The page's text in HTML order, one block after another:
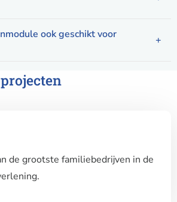
ook geschikt voor
de grootste familiebedrijven in de